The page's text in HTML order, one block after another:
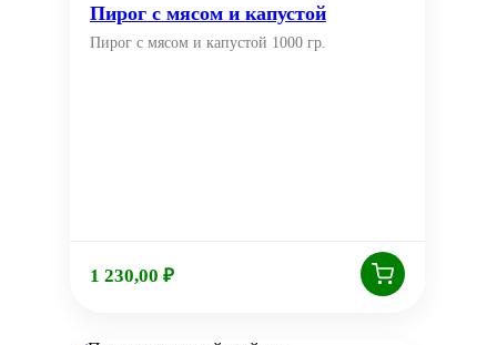
Пирог с мясом и капустой
Пирог с мясом и капустой 1000 гр.
1 230,00 ₽